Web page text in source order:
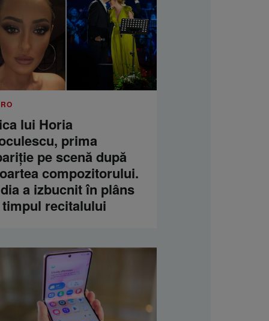
lui Horia
prima
pe scenă după
compozitorului.
a izbucnit în plâns
recitalului